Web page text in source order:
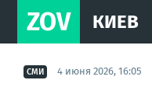
ZOV КИЕВ
СМИ 4 июня 2026, 16:05